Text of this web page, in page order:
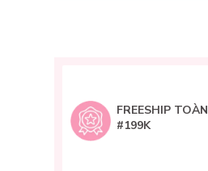
FREESHIP
#199K